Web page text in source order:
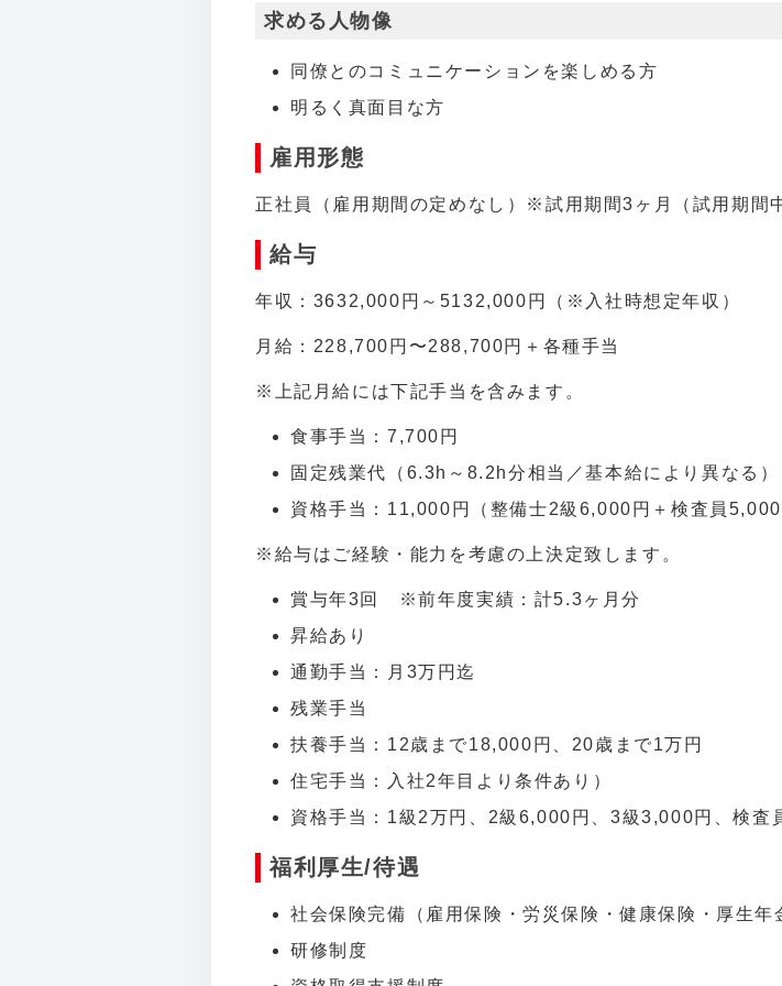
求める人物像
同僚とのコミュニケーションを楽しめる方
明るく真面目な方
雇用形態
正社員（雇用期間の定めなし）※試用期間3ヶ月（試用期間
給与
年収：3632,000円～5132,000円（※入社時想定年収）
月給：228,700円〜288,700円＋各種手当
※上記月給には下記手当を含みます。
食事手当：7,700円
固定残業代（6.3h～8.2h分相当／基本給により異なる
資格手当：11,000円（整備士2級6,000円＋検査員5,000
※給与はご経験・能力を考慮の上決定致します。
賞与年3回 ※前年度実績：計5.3ヶ月分
昇給あり
通勤手当：月3万円迄
残業手当
扶養手当：12歳まで18,000円、20歳まで1万円
住宅手当：入社2年目より条件あり）
資格手当：1級2万円、2級6,000円、3級3,000円、検査
福利厚生/待遇
社会保険完備（雇用保険・労災保険・健康保険・厚生年
研修制度